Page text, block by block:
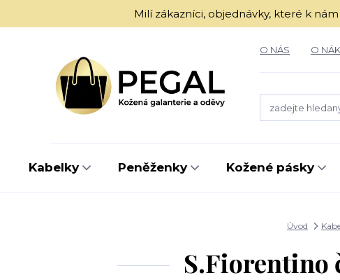
Milí zákazníci, objednávky, které k
O NÁS O
Kabelky Peněženky Kožené pásky
Úvod
S.Fiorentino